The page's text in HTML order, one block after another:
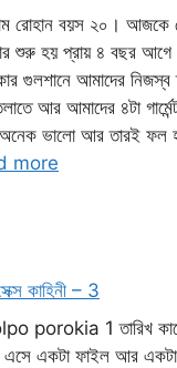
রোহান বয়স ২০। আজকে
শুরু হয় প্রায় ৪ বছর
গুলশানে আমাদের নিজস্ব
আর আমাদের ৪টা
অনেক ভালো আর তারই
more
কাহিনী – 3
porokia 1 তারিখ
এসে একটা ফাইল আর